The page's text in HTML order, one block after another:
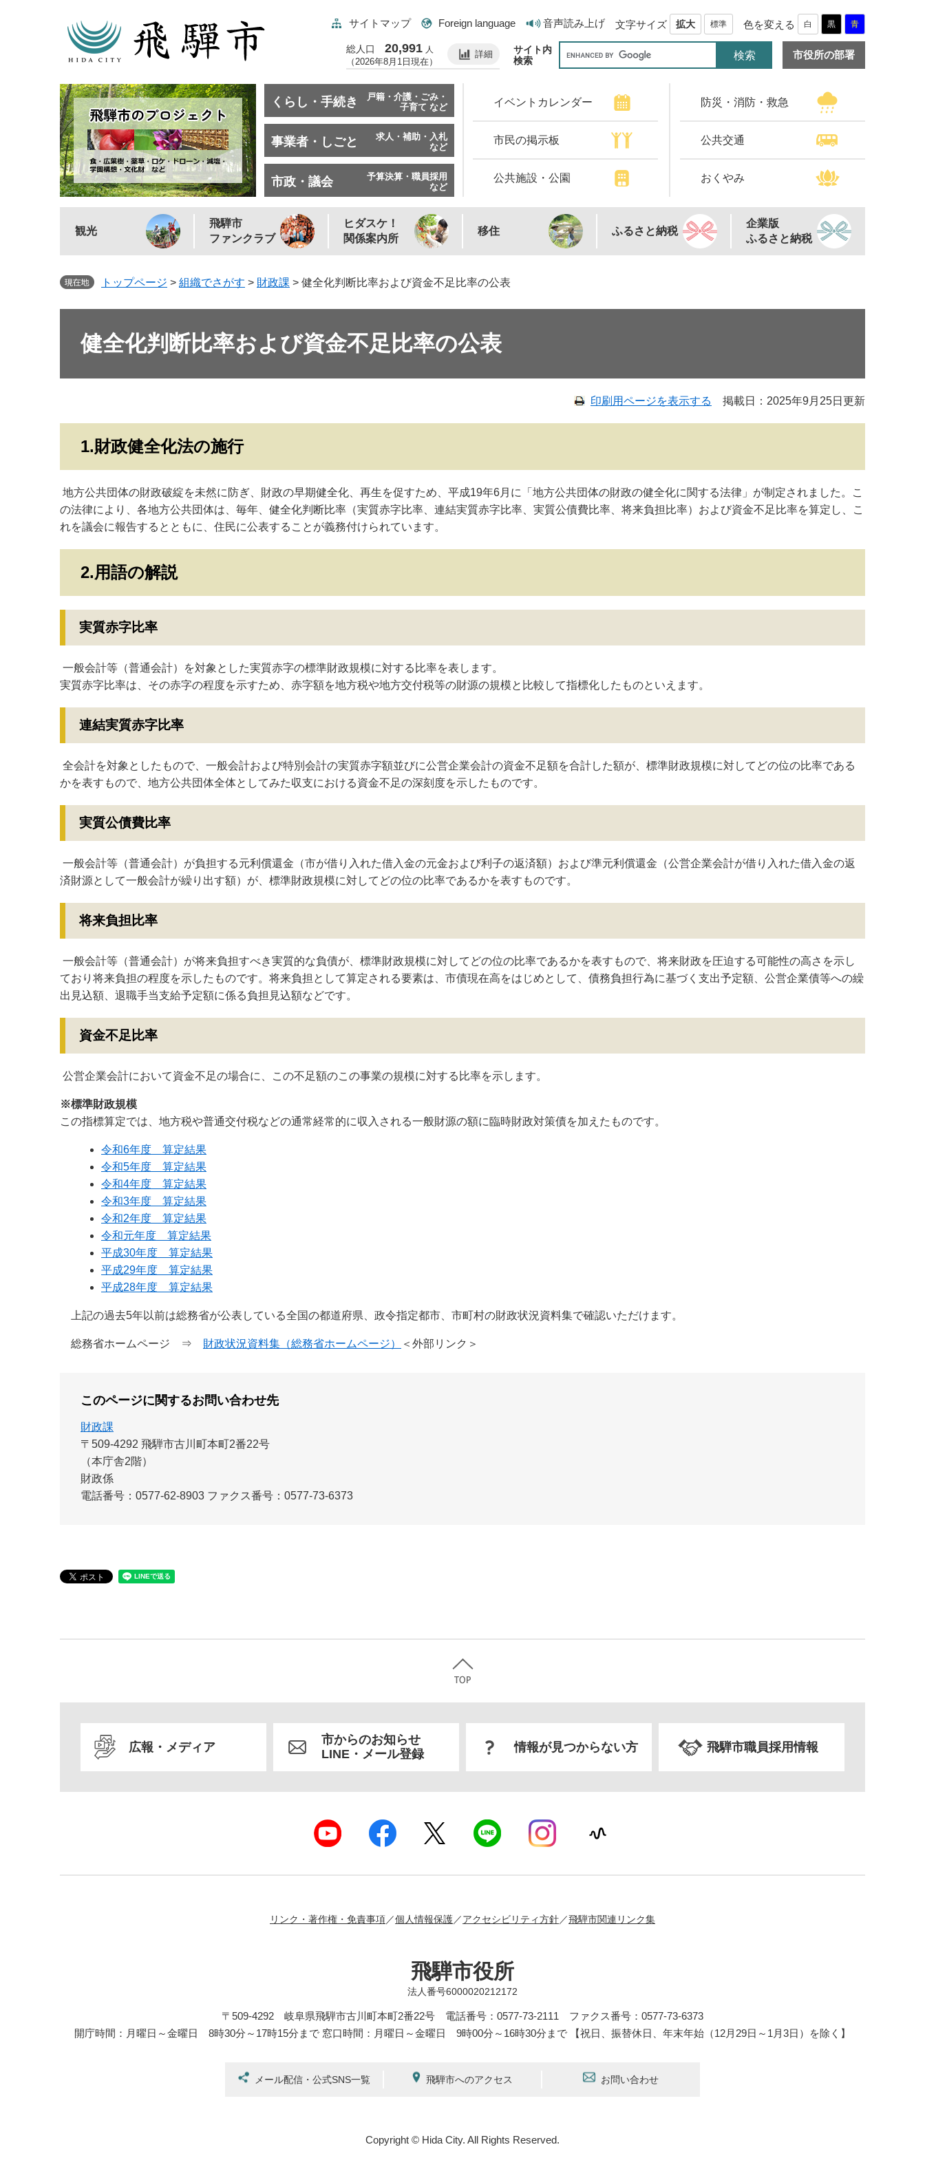
サイトマップ Foreign language 音声読み上げ 文字サイズ 拡大 標準 色を変える 白 黒 青
総人口 20,991 人
（2026年8月1日現在）
詳細
サイト内
検索
市役所の部署
くらし・手続き
戸籍・介護・ごみ・
子育て など
事業者・しごと
求人・補助・入札
など
市政・議会
予算決算・職員採用
など
イベントカレンダー 防災・消防・救急
市民の掲示板 公共交通
公共施設・公園 おくやみ
観光
飛騨市
ファンクラブ
ヒダスケ！
関係案内所
移住 ふるさと納税
企業版
ふるさと納税
トップページ > 組織でさがす > 財政課 > 健全化判断比率および資金不足比率の公表
健全化判断比率および資金不足比率の公表
印刷用ページを表示する 掲載日：2025年9月25日更新
1.財政健全化法の施行
地方公共団体の財政破綻を未然に防ぎ、財政の早期健全化、再生を促すため、平成19年6月に「地方公共団体の財政の健全化に関する法律」が制定されました。こ
の法律により、各地方公共団体は、毎年、健全化判断比率（実質赤字比率、連結実質赤字比率、実質公債費比率、将来負担比率）および資金不足比率を算定し、こ
れを議会に報告するとともに、住民に公表することが義務付けられています。
2.用語の解説
実質赤字比率
一般会計等（普通会計）を対象とした実質赤字の標準財政規模に対する比率を表します。
実質赤字比率は、その赤字の程度を示すため、赤字額を地方税や地方交付税等の財源の規模と比較して指標化したものといえます。
連結実質赤字比率
全会計を対象としたもので、一般会計および特別会計の実質赤字額並びに公営企業会計の資金不足額を合計した額が、標準財政規模に対してどの位の比率である
かを表すもので、地方公共団体全体としてみた収支における資金不足の深刻度を示したものです。
実質公債費比率
一般会計等（普通会計）が負担する元利償還金（市が借り入れた借入金の元金および利子の返済額）および準元利償還金（公営企業会計が借り入れた借入金の返
済財源として一般会計が繰り出す額）が、標準財政規模に対してどの位の比率であるかを表すものです。
将来負担比率
一般会計等（普通会計）が将来負担すべき実質的な負債が、標準財政規模に対してどの位の比率であるかを表すもので、将来財政を圧迫する可能性の高さを示し
ており将来負担の程度を示したものです。将来負担として算定される要素は、市債現在高をはじめとして、債務負担行為に基づく支出予定額、公営企業債等への繰
出見込額、退職手当支給予定額に係る負担見込額などです。
資金不足比率
公営企業会計において資金不足の場合に、この不足額のこの事業の規模に対する比率を示します。
※標準財政規模
この指標算定では、地方税や普通交付税などの通常経常的に収入される一般財源の額に臨時財政対策債を加えたものです。
令和6年度 算定結果
​令和5年度 算定結果
令和4年度 算定結果
令和3年度 算定結果
令和2年度 算定結果
令和元年度 算定結果
平成30年度 算定結果
平成29年度 算定結果
平成28年度 算定結果
上記の過去5年以前は総務省が公表している全国の都道府県、政令指定都市、市町村の財政状況資料集で確認いただけます。
総務省ホームページ ⇒ 財政状況資料集（総務省ホームページ） ＜外部リンク＞
このページに関するお問い合わせ先
財政課
〒509-4292 飛騨市古川町本町2番22号
（本庁舎2階）
財政係
電話番号：0577-62-8903 ファクス番号：0577-73-6373
広報・メディア
市からのお知らせ
LINE・メール登録
情報が見つからない方 飛騨市職員採用情報
リンク・著作権・免責事項 個人情報保護 アクセシビリティ方針 飛騨市関連リンク集
飛騨市役所
法人番号6000020212172
〒509-4292 岐阜県飛騨市古川町本町2番22号
電話番号：0577-73-2111 ファクス番号：0577-73-6373
開庁時間：月曜日～金曜日 8時30分～17時15分まで 窓口時間：月曜日～金曜日 9時00分～16時30分まで 【祝日、振替休日、年末年始（12月29日～1月3日）を除く】
メール配信・公式SNS一覧 飛騨市へのアクセス お問い合わせ
Copyright © Hida City. All Rights Reserved.